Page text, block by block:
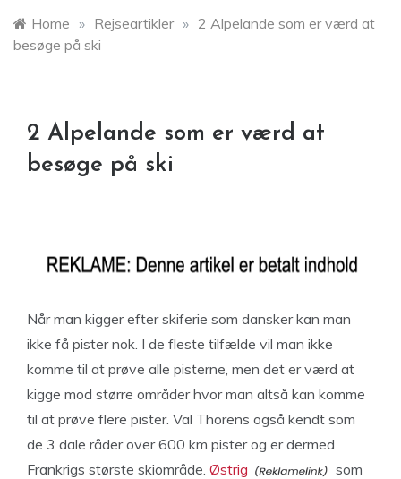
Home » Rejseartikler » 2 Alpelande som er værd at
besøge på ski
2 Alpelande som er værd at
besøge på ski
Når man kigger efter skiferie som dansker kan man
ikke få pister nok. I de fleste tilfælde vil man ikke
komme til at prøve alle pisterne, men det er værd at
kigge mod større områder hvor man altså kan komme
til at prøve flere pister. Val Thorens også kendt som
de 3 dale råder over 600 km pister og er dermed
Frankrigs største skiområde. Østrig
som